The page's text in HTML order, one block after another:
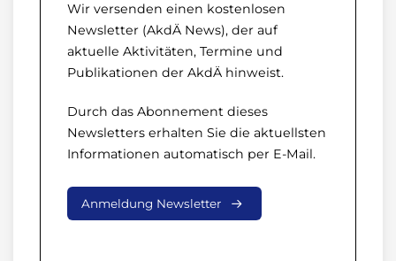
Wir versenden einen kostenlosen
Newsletter (AkdÄ News), der auf
aktuelle Aktivitäten, Termine und
Publikationen der AkdÄ hinweist.
Durch das Abonnement dieses
Newsletters erhalten Sie die aktuellsten
Informationen automatisch per E-Mail.
Anmeldung Newsletter